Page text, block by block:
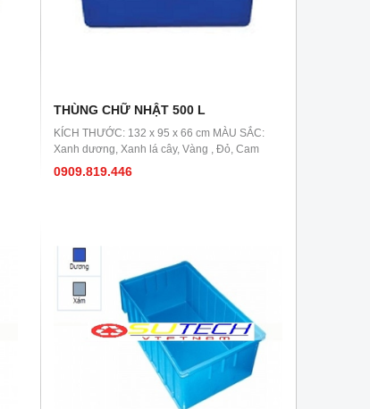
THÙNG CHỮ NHẬT 500 L
KÍCH THƯỚC: 132 x 95 x 66 cm MÀU SẮC:
Xanh dương, Xanh lá cây, Vàng , Đỏ, Cam
0909.819.446